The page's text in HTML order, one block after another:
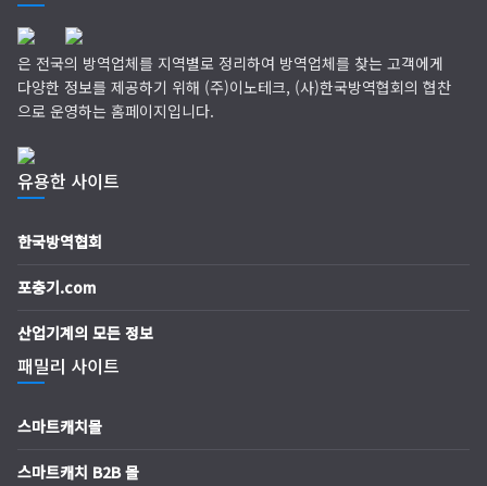
은 전국의 방역업체를 지역별로 정리하여 방역업체를 찾는 고객에게
다양한 정보를 제공하기 위해 (주)이노테크, (사)한국방역협회의 협찬
으로 운영하는 홈페이지입니다.
유용한 사이트
한국방역협회
포충기.com
산업기계의 모든 정보
패밀리 사이트
스마트캐치몰
스마트캐치 B2B 몰